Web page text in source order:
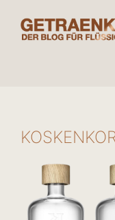
Inhalt
springen